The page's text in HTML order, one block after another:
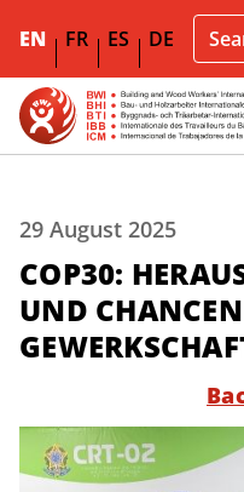
EN FR ES DE
29 August 2025
COP30:
UND